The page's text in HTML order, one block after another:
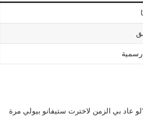
رسمية
عاد بي الزمن لاخترت ستيفانو بيولي مرة